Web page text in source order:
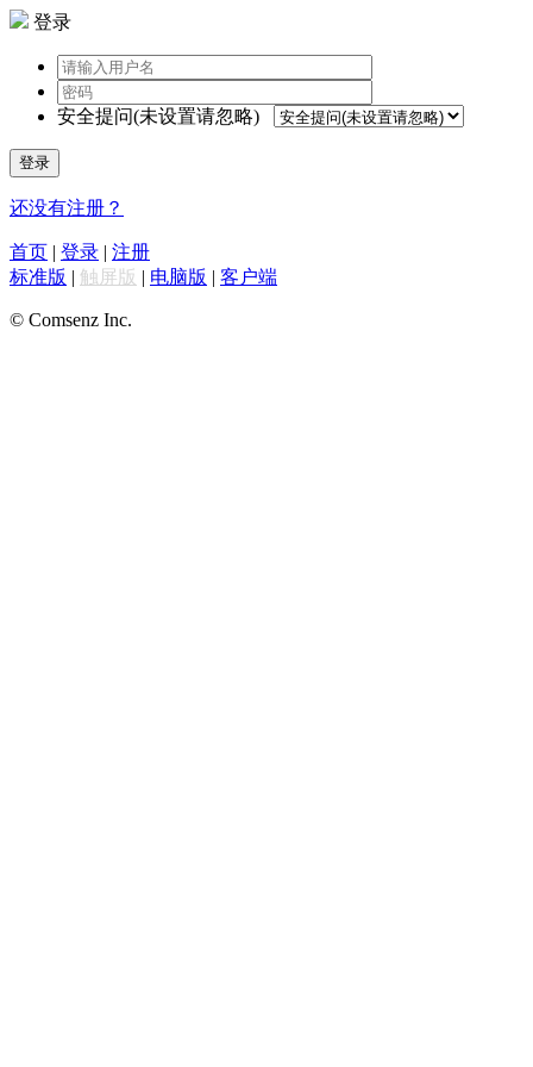
登录
安全提问(未设置请忽略)
登录
还没有注册？
首页 | 登录 | 注册
标准版 | 触屏版 | 电脑版 | 客户端
© Comsenz Inc.